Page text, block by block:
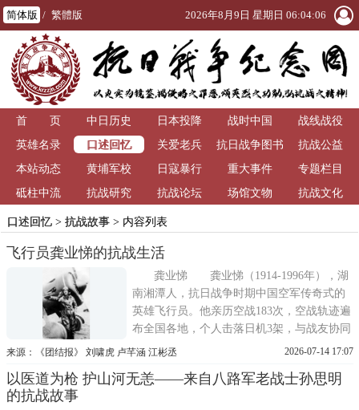
简体版 / 繁體版 2026年8月9日 星期日 06:04:07
首 页 中日历史 日本投降 战时中国
战线战役
英雄名录
口述回忆 关爱老兵
抗日战争图书
馆
抗战公益
本站动态
黄埔军校 日寇暴行 重大事件
专题栏目
砥柱中流
抗战研究 抗战论坛 场馆文物 抗战文化
口述回忆> 抗战故事> 内容列表
飞行员龚业悌的抗战生活
龚业悌 龚业悌（1914-1996年），湖
南湘潭人，抗日战争时期中国空军传奇式的
英雄飞行员。他亲历空战183次，空战轨迹遍
布全国各地，个人击落日机3架，与战友协同
击落日机6架，击伤日机无数。他曾经重伤三
作战之余，龚业悌还写下一部抗战飞行日
来源：《团结报》 刘啸虎 卢芊涵 江彬丞 2026-07-14 17:07
以医道为枪 护山河无恙——来自八路军老战士孙思明
的抗战故事